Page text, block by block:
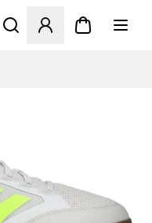
Åbner en Modal til at